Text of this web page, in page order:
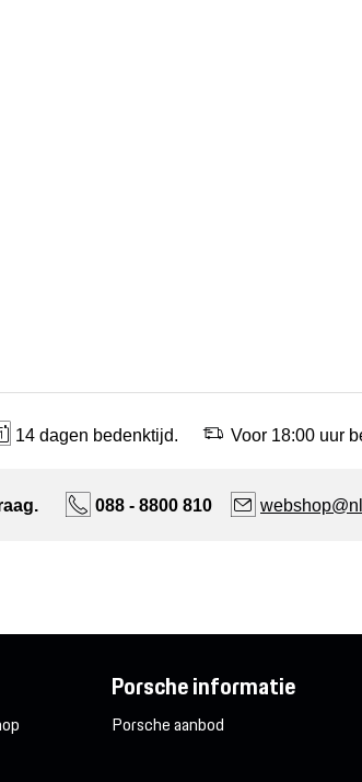
14 dagen bedenktijd. Voor 18:00 uur
088 - 8800 810
Porsche informatie
Porsche aanbod